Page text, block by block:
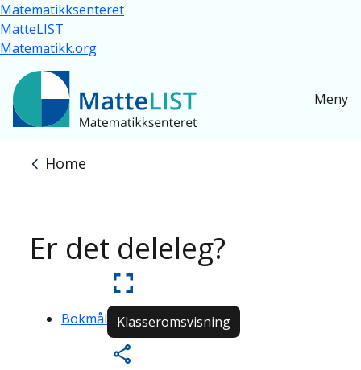
Skip to main content
Matematikksenteret
MatteLIST
Matematikk.org
Meny
Breadcrumb
Home
Er det deleleg?
Bokmål Klasseromsvisning